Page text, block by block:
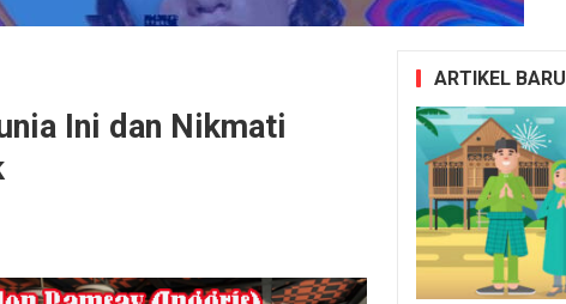
Ini dan Nikmati
ARTIKEL BARU